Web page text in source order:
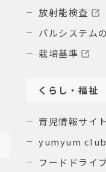
放射能検査
パルシステム
栽培基準
くらし・福祉
育児情報サイ
yumyum club
フードドライ